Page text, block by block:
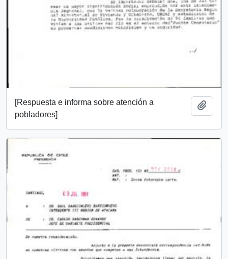
[Respuesta e informa sobre atención a
pobladores]